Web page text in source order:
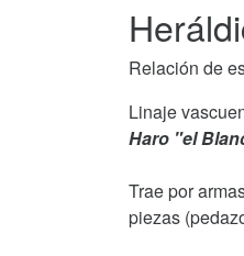
Relación de
Linaje
Haro "el
Trae por
piezas